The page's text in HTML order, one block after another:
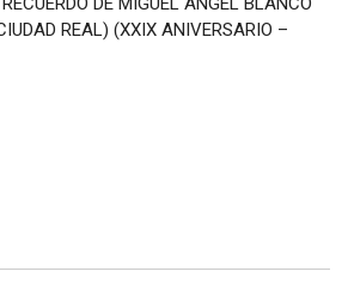
REAL) (XXIX ANIVERSARIO –